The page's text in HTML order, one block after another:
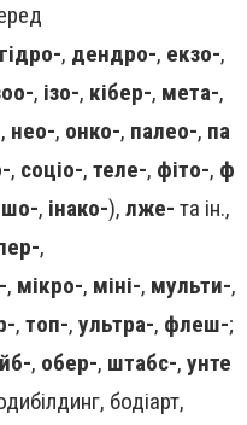
гідро-, дендро-, екзо-,
, ізо-, кібер-, мета-,
, нео-, онко-, палео-, па
, соціо-, теле-, фіто-, ф
, інако-), лже- та ін.,
,
, мікро-, міні-, мульти-,
, топ-, ультра-, флеш-;
, обер-, штабс-, унте
бодіарт,